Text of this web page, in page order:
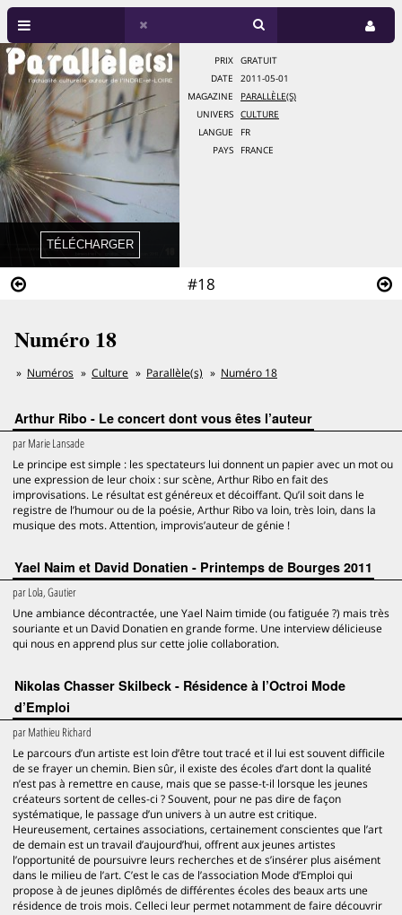
#18
PRIX
GRATUIT
DATE
2011-05-01
MAGAZINE
PARALLÈLE(S)
UNIVERS
CULTURE
LANGUE
FR
PAYS
FRANCE
Numéro 18
Numéros Culture Parallèle(s) Numéro 18
Arthur Ribo - Le concert dont vous êtes l’auteur
parMarie Lansade
Le principe est simple : les spectateurs lui donnent un papier avec un mot ou
une expression de leur choix : sur scène, Arthur Ribo en fait des
improvisations. Le résultat est généreux et décoiffant. Qu’il soit dans le
registre de l’humour ou de la poésie, Arthur Ribo va loin, très loin, dans la
musique des mots. Attention, improvis’auteur de génie !
Yael Naim et David Donatien - Printemps de Bourges 2011
parLola, Gautier
Une ambiance décontractée, une Yael Naim timide (ou fatiguée ?) mais très
souriante et un David Donatien en grande forme. Une interview délicieuse
qui nous en apprend plus sur cette jolie collaboration.
Nikolas Chasser Skilbeck - Résidence à l’Octroi Mode
d’Emploi
parMathieu Richard
Le parcours d’un artiste est loin d’être tout tracé et il lui est souvent difficile
de se frayer un chemin. Bien sûr, il existe des écoles d’art dont la qualité
n’est pas à remettre en cause, mais que se passe-t-il lorsque les jeunes
créateurs sortent de celles-ci ? Souvent, pour ne pas dire de façon
systématique, le passage d’un univers à un autre est critique.
Heureusement, certaines associations, certainement conscientes que l’art
de demain est un travail d’aujourd’hui, offrent aux jeunes artistes
l’opportunité de poursuivre leurs recherches et de s’insérer plus aisément
dans le milieu de l’art. C’est le cas de l’association Mode d’Emploi qui
propose à de jeunes diplômés de différentes écoles des beaux arts une
résidence de trois mois. Celleci leur permet notamment de faire découvrir